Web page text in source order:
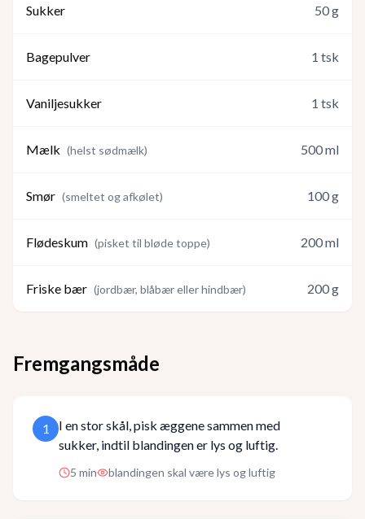
Sukker 50g
Bagepulver 1 tsk
Vaniljesukker 1 tsk
Mælk (helst sødmælk) 500ml
Smør (smeltet og afkølet) 100g
Flødeskum (pisket til bløde toppe) 200ml
Friske bær (jordbær, blåbær eller hindbær) 200g
Fremgangsmåde
1
I en stor skål, pisk æggene sammen med
sukker, indtil blandingen er lys og luftig.
5 min blandingen skal være lys og luftig